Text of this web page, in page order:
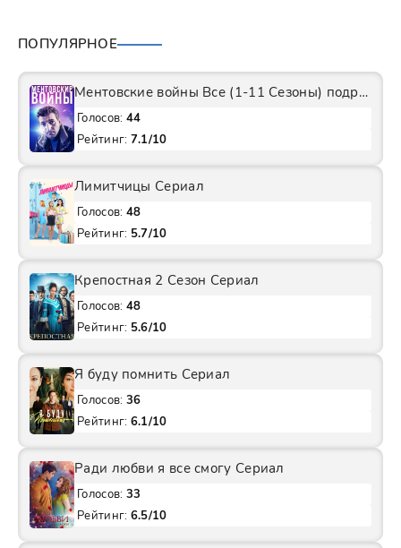
ПОПУЛЯРНОЕ
Ментовские войны Все (1-11 Сезоны) подряд Сериал
Голосов: 44
Рейтинг: 7.1/10
Лимитчицы Сериал
Голосов: 48
Рейтинг: 5.7/10
Крепостная 2 Сезон Сериал
Голосов: 48
Рейтинг: 5.6/10
Я буду помнить Сериал
Голосов: 36
Рейтинг: 6.1/10
Ради любви я все смогу Сериал
Голосов: 33
Рейтинг: 6.5/10